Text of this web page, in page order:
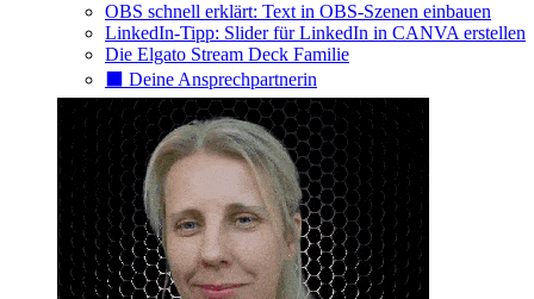
OBS schnell erklärt: Text in OBS-Szenen einbauen
LinkedIn-Tipp: Slider für LinkedIn in CANVA erstellen
Die Elgato Stream Deck Familie
⬛️ Deine Ansprechpartnerin